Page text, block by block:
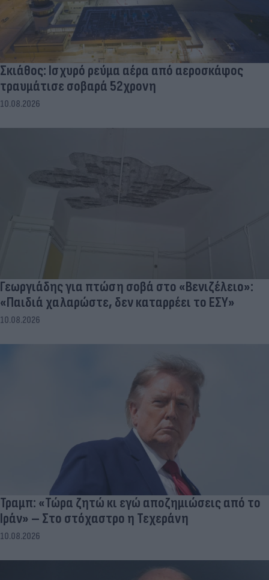
Σκιάθος: Ισχυρό ρεύμα αέρα από αεροσκάφος
τραυμάτισε σοβαρά 52χρονη
10.08.2026
Γεωργιάδης για πτώση σοβά στο «Βενιζέλειο»:
«Παιδιά χαλαρώστε, δεν καταρρέει το ΕΣΥ»
10.08.2026
Τραμπ: «Τώρα ζητώ κι εγώ αποζημιώσεις από το
Ιράν» – Στο στόχαστρο η Τεχεράνη
10.08.2026